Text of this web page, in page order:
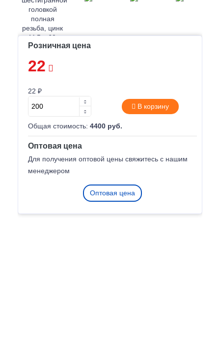
Розничная цена
22
22 ₽
В корзину
Общая стоимость: 4400 руб.
Оптовая цена
Для получения оптовой цены свяжитесь с нашим
менеджером
Оптовая цена